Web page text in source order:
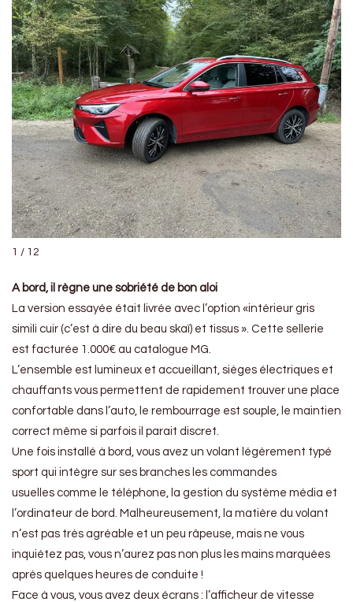
1 / 12
A bord, il règne une sobriété de bon aloi
La version essayée était livrée avec l’option «intérieur gris
simili cuir (c’est à dire du beau skaï) et tissus ». Cette sellerie
est facturée 1.000€ au catalogue MG.
L’ensemble est lumineux et accueillant, sièges électriques et
chauffants vous permettent de rapidement trouver une place
confortable dans l’auto, le rembourrage est souple, le maintien
correct même si parfois il parait discret.
Une fois installé à bord, vous avez un volant légèrement typé
sport qui intègre sur ses branches les commandes
usuelles comme le téléphone, la gestion du système média et
l’ordinateur de bord. Malheureusement, la matière du volant
n’est pas très agréable et un peu râpeuse, mais ne vous
inquiétez pas, vous n’aurez pas non plus les mains marquées
après quelques heures de conduite !
Face à vous, vous avez deux écrans : l’afficheur de vitesse